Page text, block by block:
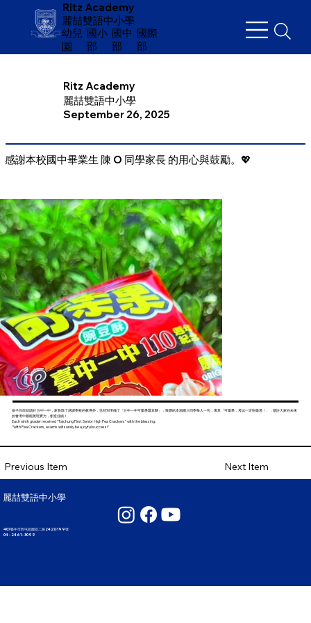
Ritz Academy
麗喆雙語中小學
幼兒
園
​國小
部
國中
部
國際
部
Ritz Academy
麗喆雙語中小學
September 26, 2025
感謝本校國中畢業生 陳 O 同學家長 的用心與鼓勵。💖
孩子目前就讀於 台中一中，家長除了感謝學校的教導外，也特別準備了「台中一中可樂果蠶豆酥」，致贈給本屆國三同學每人一包，寓意「可樂果，考試一定快樂過！」，期許大家在未來
的會考中都能展現實力，創造佳績！
Each ninth grader received “Taichung First Senior High Pea Crackers” with the blessing:
"With Pea Crackers, exams will surely be a joyful success!"
Previous Item Next Item
麗喆雙語中小學
407臺中市西屯區國安二路242巷199號
04 - 2461 - 3099